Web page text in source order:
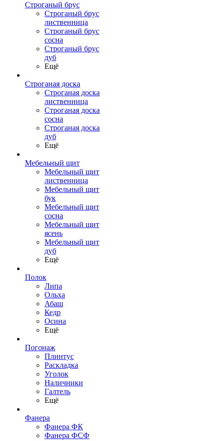
Строганый брус
Строганый брус
лиственница
Строганый брус
сосна
Строганый брус
дуб
Ещё
Строганая доска
Строганая доска
лиственница
Строганая доска
сосна
Строганая доска
дуб
Ещё
Мебельный щит
Мебельный щит
лиственница
Мебельный щит
бук
Мебельный щит
сосна
Мебельный щит
ясень
Мебельный щит
дуб
Ещё
Полок
Липа
Ольха
Абаш
Кедр
Осина
Ещё
Погонаж
Плинтус
Раскладка
Уголок
Наличники
Галтель
Ещё
Фанера
Фанера ФК
Фанера ФСФ